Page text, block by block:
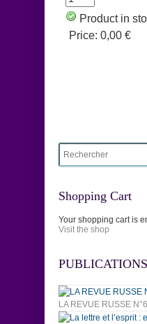
Product in
Price: 0,00 €
Shopping Cart
Your shopping cart is
Visit the shop
LA REVUE RUSSE